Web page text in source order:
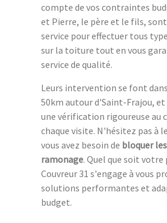
compte de vos contraintes
et Pierre, le père et le fils,
service pour effectuer tous
sur la toiture tout en vous
service de qualité.
Leurs intervention se font
50km autour d'Saint-Frajou,
une vérification rigoureuse au
chaque visite. N'hésitez pas à
vous avez besoin de bloquer
ramonage. Quel que soit
Couvreur 31 s'engage à vous
solutions performantes et
budget.